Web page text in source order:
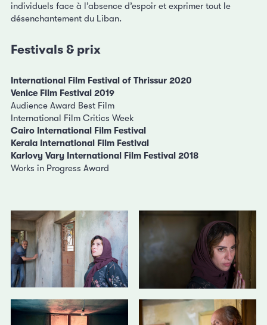
individuels face à l’absence d’espoir et exprimer tout le
désenchantement du Liban.
Festivals & prix
International Film Festival of Thrissur 2020
Venice Film Festival 2019
Audience Award Best Film
International Film Critics Week
Cairo International Film Festival
Kerala International Film Festival
Karlovy Vary International Film Festival 2018
Works in Progress Award